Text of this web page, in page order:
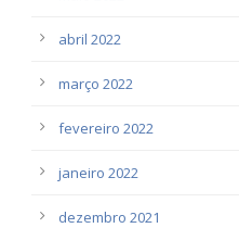
abril 2022
março 2022
fevereiro 2022
janeiro 2022
dezembro 2021